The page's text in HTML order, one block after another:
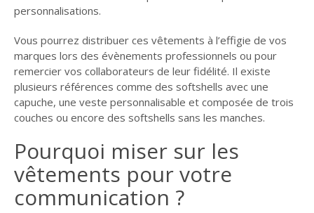
personnalisations.
Vous pourrez distribuer ces vêtements à l’effigie de vos
marques lors des évènements professionnels ou pour
remercier vos collaborateurs de leur fidélité. Il existe
plusieurs références comme des softshells avec une
capuche, une veste personnalisable et composée de trois
couches ou encore des softshells sans les manches.
Pourquoi miser sur les
vêtements pour votre
communication ?